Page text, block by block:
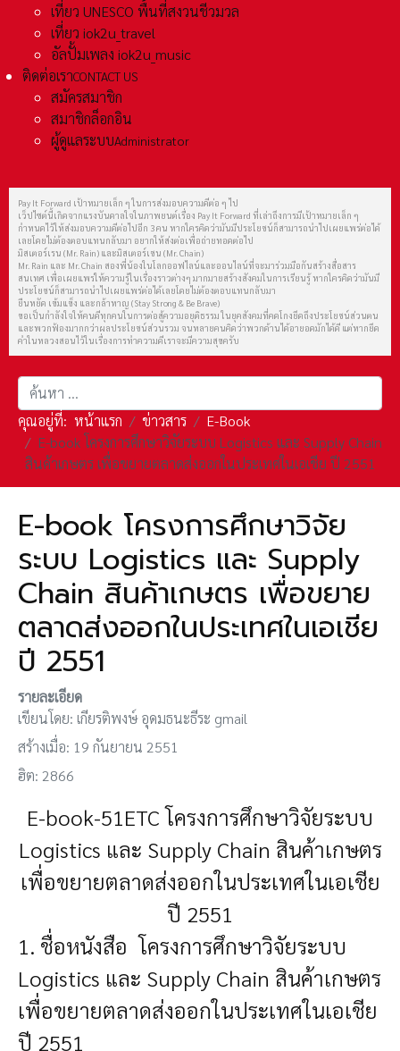
เที่ยว UNESCO พื้นที่สงวนชีวมวล
เที่ยว iok2u_travel
อัลปั้มเพลง iok2u_music
ติดต่อเราCONTACT US
สมัครสมาชิก
สมาชิกล็อกอิน
ผู้ดูแลระบบAdministrator
Pay It Forward เป้าหมายเล็ก ๆ ในการส่งมอบความดีต่อ ๆ ไป
เว็ปไซต์นี้เกิดจากแรงบันดาลใจในภาพยนต์เรื่อง Pay It Forward ที่เล่าถึงการมีเป้าหมายเล็ก ๆ
กำหนดไว้ให้ส่งมอบความดีต่อไปอีก 3 คน หากใครคิดว่ามันมีประโยชน์ก็สามารถนำไปเผยแพร่ต่อได้
เลยโดยไม่ต้องตอบแทนกลับมา อยากให้ส่งต่อเพื่อถ่ายทอดต่อไป
มิสเตอร์เรน (Mr. Rain) และมิสเตอร์เชน (Mr. Chain)
Mr. Rain และ Mr. Chain สองพี่น้องในโลกออฟไลน์และออนไลน์ที่จะมาร่วมมือกันสร้างสื่อสาร
สนเทศ เพื่อเผยแพร่ให้ความรู้ในเรื่องราวต่างๆ มากมายสร้างสังคมในการเรียนรู้ หากใครคิดว่ามันมี
ประโยชน์ก็สามารถนำไปเผยแพร่ต่อได้เลยโดยไม่ต้องตอบแทนกลับมา
ยืนหยัด เข้มแข็ง และกล้าหาญ (Stay Strong & Be Brave)
ขอเป็นกำลังใจให้คนดีทุกคนในการต่อสู้ความอยุติธรรม ในยุคสังคมที่คดโกงยึดถึงประโยชน์ส่วนตน
และพวกฟ้องมากกว่าผลประโยชน์ส่วนรวม จนหลายคนคิดว่าพวกด้านได้อายอดมักได้ดี แต่หากยึด
คำในหลวงสอนไว้ในเรื่องการทำความดีเราจะมีความสุขครับ
การค้นหา
คุณอยู่ที่: หน้าแรก ข่าวสาร
E-Book
E-book โครงการศึกษาวิจัยระบบ Logistics และ Supply Chain
สินค้าเกษตร เพื่อขยายตลาดส่งออกในประเทศในเอเชีย ปี 2551
E-book โครงการศึกษาวิจัย
ระบบ Logistics และ Supply
Chain สินค้าเกษตร เพื่อขยาย
ตลาดส่งออกในประเทศในเอเชีย
ปี 2551
รายละเอียด
เขียนโดย: เกียรติพงษ์ อุดมธนะธีระ gmail
สร้างเมื่อ: 19 กันยายน 2551
ฮิต: 2866
E-book-51ETC โครงการศึกษาวิจัยระบบ
Logistics และ Supply Chain สินค้าเกษตร
เพื่อขยายตลาดส่งออกในประเทศในเอเชีย
ปี 2551
1. ชื่อหนังสือ โครงการศึกษาวิจัยระบบ
Logistics และ Supply Chain สินค้าเกษตร
เพื่อขยายตลาดส่งออกในประเทศในเอเชีย
ปี 2551